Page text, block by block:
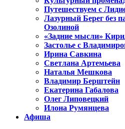
Путешествуем с
Лазурный Берег без
Озолиной
«Задние мысли»
Застолье с
Ирина Савкина
Светлана Артемьева
Наталья Мешкова
Владимир Берштейн
Екатерина Габалова
Олег Липовецкий
Илона Румянцева
Афиша